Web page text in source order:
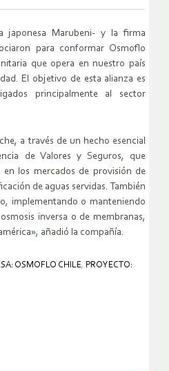
japonesa Marubeni- y la firma
para conformar Osmoflo
que opera en nuestro país
El objetivo de esta alianza es
principalmente al sector
a través de un hecho esencial
de Valores y Seguros, que
los mercados de provisión de
de aguas servidas. También
implementando o manteniendo
inversa o de membranas,
añadió la compañía.
OSMOFLO CHILE, PROYECTO: